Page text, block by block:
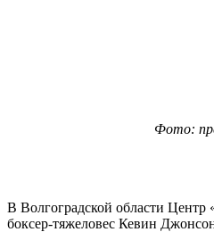
Фото:
В Волгоградской области Центр
боксер-тяжеловес Кевин